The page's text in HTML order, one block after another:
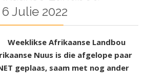
Julie 2022
Weeklikse Afrikaanse Landbou
Nuus is die afgelope paar
geplaas, saam met nog ander